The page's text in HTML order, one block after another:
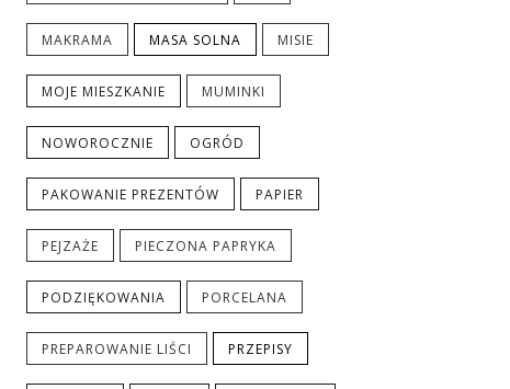
MAKRAMA MASA SOLNA MISIE
MOJE MIESZKANIE MUMINKI
NOWOROCZNIE OGRÓD
PAKOWANIE PREZENTÓW PAPIER
PEJZAŻE PIECZONA PAPRYKA
PODZIĘKOWANIA PORCELANA
PREPAROWANIE LIŚCI PRZEPISY